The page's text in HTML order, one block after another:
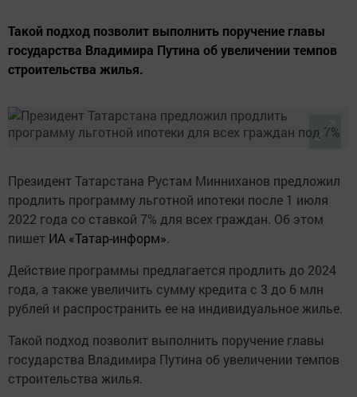
Такой подход позволит выполнить поручение главы
государства Владимира Путина об увеличении темпов
строительства жилья.
Президент Татарстана Рустам Минниханов предложил
продлить программу льготной ипотеки после 1 июля
2022 года со ставкой 7% для всех граждан. Об этом
пишет ИА «Татар-информ».
Действие программы предлагается продлить до 2024
года, а также увеличить сумму кредита с 3 до 6 млн
рублей и распространить ее на индивидуальное жилье.
Такой подход позволит выполнить поручение главы
государства Владимира Путина об увеличении темпов
строительства жилья.